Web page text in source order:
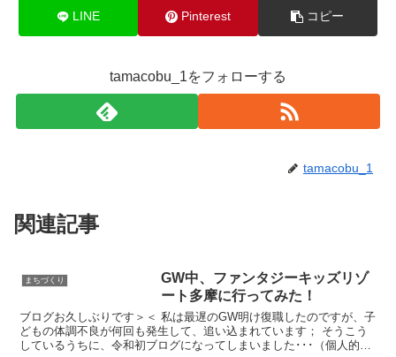
LINE Pinterest コピー
tamacobu_1をフォローする
tamacobu_1
関連記事
まちづくり
GW中、ファンタジーキッズリゾ
ート多摩に行ってみた！
ブログお久しぶりです＞＜ 私は最遅のGW明け復職したのですが、子
どもの体調不良が何回も発生して、追い込まれています； そうこう
しているうちに、令和初ブログになってしまいました･･･（個人的